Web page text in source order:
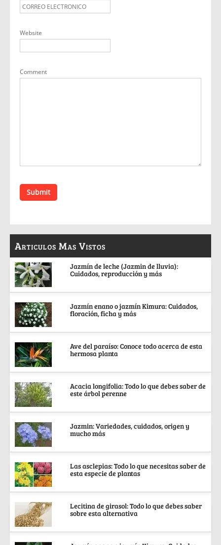
Website
Comment
Articulos Mas Vistos
Jazmín de leche (Jazmin de lluvia):
Cuidados, reproducción y más
Jazmín enano o jazmín Kimura: Cuidados,
floración, ficha y más
Ave del paraíso: Conoce todo acerca de esta
hermosa planta
Acacia longifolia: Todo lo que debes saber de
este árbol perenne
Jazmin: Variedades, cuidados, origen y
mucho más
Las asclepias: Todo lo que necesitas saber de
esta especie de plantas
Lecitina de girasol: Todo lo que debes saber
sobre esta alternativa